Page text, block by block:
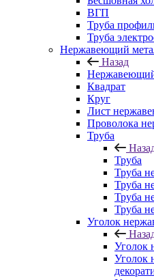
ВГП
Труба
Труба
Нержавеющий
Назад
Квадрат
Круг
Лист
Проволока
Труба
Труба
Труба
Труба
Труба
Труба
Уголок
Уголок
Уголок